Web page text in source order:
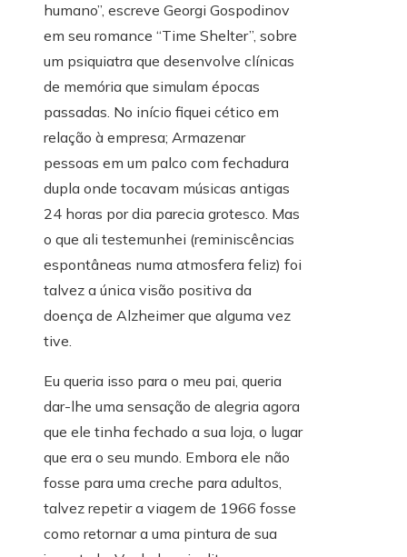
humano”, escreve Georgi Gospodinov
em seu romance “Time Shelter”, sobre
um psiquiatra que desenvolve clínicas
de memória que simulam épocas
passadas. No início fiquei cético em
relação à empresa; Armazenar
pessoas em um palco com fechadura
dupla onde tocavam músicas antigas
24 horas por dia parecia grotesco. Mas
o que ali testemunhei (reminiscências
espontâneas numa atmosfera feliz) foi
talvez a única visão positiva da
doença de Alzheimer que alguma vez
tive.
Eu queria isso para o meu pai, queria
dar-lhe uma sensação de alegria agora
que ele tinha fechado a sua loja, o lugar
que era o seu mundo. Embora ele não
fosse para uma creche para adultos,
talvez repetir a viagem de 1966 fosse
como retornar a uma pintura de sua